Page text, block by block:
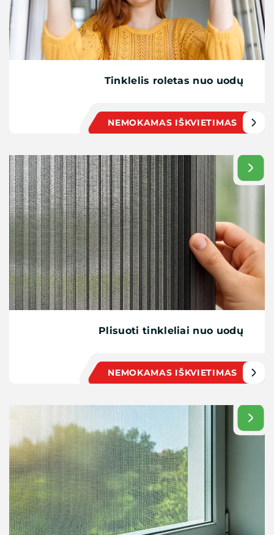
Tinklelis roletas nuo uodų
NEMOKAMAS IŠKVIETIMAS
Plisuoti tinkleliai nuo uodų
NEMOKAMAS IŠKVIETIMAS